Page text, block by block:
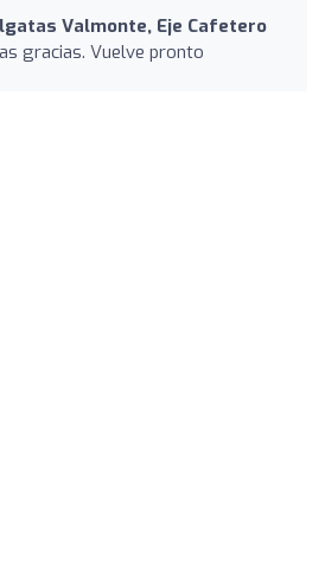
Valmonte, Eje Cafetero
gracias. Vuelve pronto